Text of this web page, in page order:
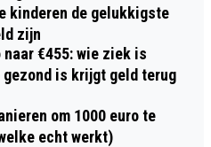
kinderen de gelukkigste
zijn
€455: wie ziek is
gezond is krijgt geld terug
om 1000 euro te
echt werkt)